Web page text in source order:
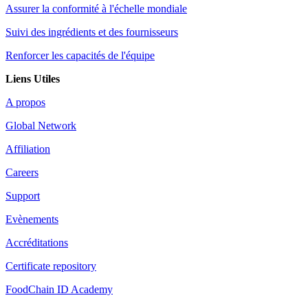
Assurer la conformité à l'échelle mondiale
Suivi des ingrédients et des fournisseurs
Renforcer les capacités de l'équipe
Liens Utiles
A propos
Global Network
Affiliation
Careers
Support
Evènements
Accréditations
Certificate repository
FoodChain ID Academy